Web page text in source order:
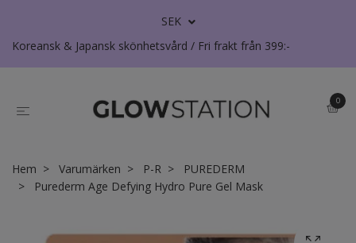
SEK
Koreansk & Japansk skönhetsvård / Fri frakt från 399:-
0
Hem Varumärken P-R
PUREDERM
Purederm Age Defying Hydro Pure Gel Mask